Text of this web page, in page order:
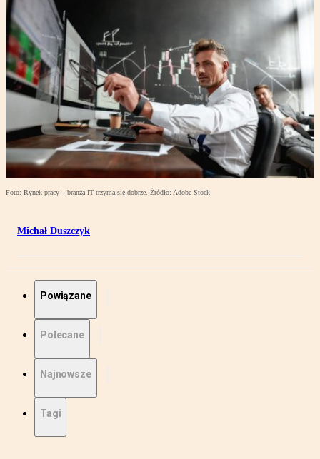
Foto: Rynek pracy – branża IT trzyma się dobrze. Źródło: Adobe Stock
Michał Duszczyk
Powiązane
Polecane
Najnowsze
Tagi